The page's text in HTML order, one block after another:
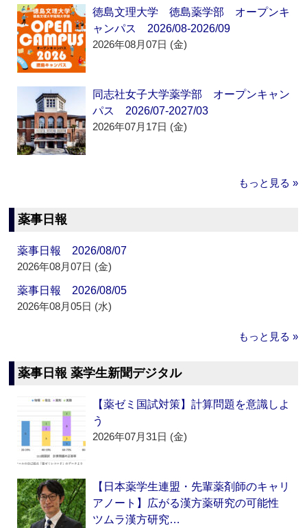
徳島文理大学 徳島薬学部 オープンキ
ャンパス 2026/08-2026/09
2026年08月07日 (金)
同志社女子大学薬学部 オープンキャン
パス 2026/07-2027/03
2026年07月17日 (金)
もっと見る »
薬事日報
薬事日報 2026/08/07
2026年08月07日 (金)
薬事日報 2026/08/05
2026年08月05日 (水)
もっと見る »
薬事日報 薬学生新聞デジタル
【薬ゼミ国試対策】計算問題を意識しよ
う
2026年07月31日 (金)
【日本薬学生連盟・先輩薬剤師のキャリ
アノート】広がる漢方薬研究の可能性
ツムラ漢方研究…